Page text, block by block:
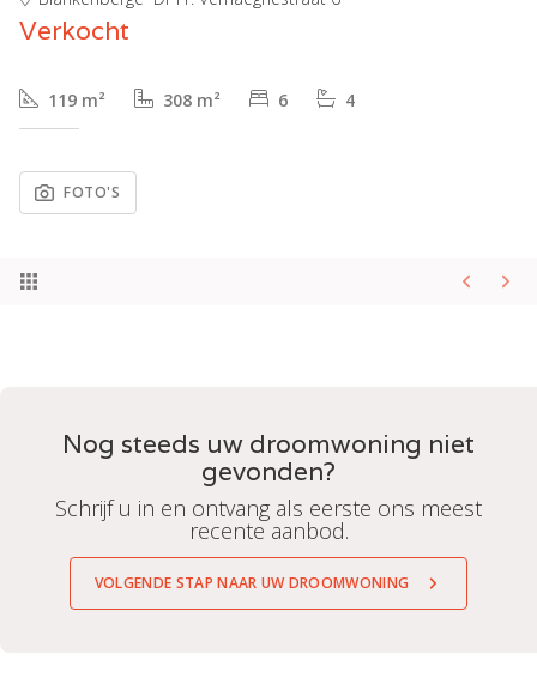
Verkocht
119 m² 308 m² 6 4
FOTO'S
Nog steeds uw droomwoning niet
gevonden?
Schrijf u in en ontvang als eerste ons meest
recente aanbod.
VOLGENDE STAP NAAR UW DROOMWONING